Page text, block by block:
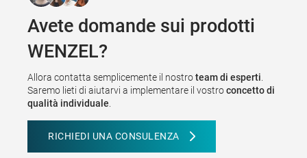
Avete domande sui prodotti
WENZEL?
Allora contatta semplicemente il nostroteam di esperti
Saremo lieti di aiutarvi a implementare il vostroconcetto di
qualità individuale
RICHIEDI UNA CONSULENZA